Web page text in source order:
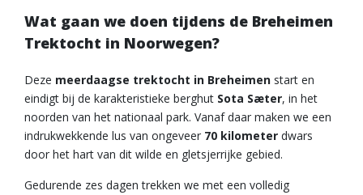
Wat gaan we doen tijdens de Breheimen
Trektocht in Noorwegen?
Deze meerdaagse trektocht in Breheimen start en
eindigt bij de karakteristieke berghut Sota Sæter, in het
noorden van het nationaal park. Vanaf daar maken we een
indrukwekkende lus van ongeveer 70 kilometer dwars
door het hart van dit wilde en gletsjerrijke gebied.
Gedurende zes dagen trekken we met een volledig